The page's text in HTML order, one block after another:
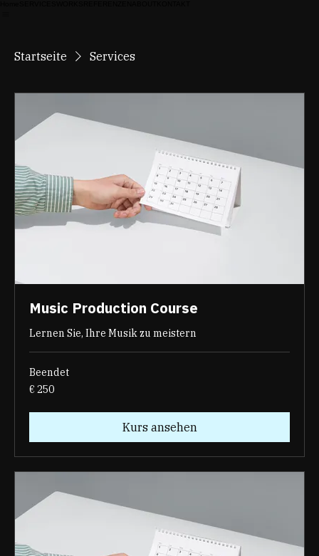
Startseite Services
Music Production Course
Lernen Sie, Ihre Musik zu meistern
Beendet
250
Euro
€ 250
Kurs ansehen